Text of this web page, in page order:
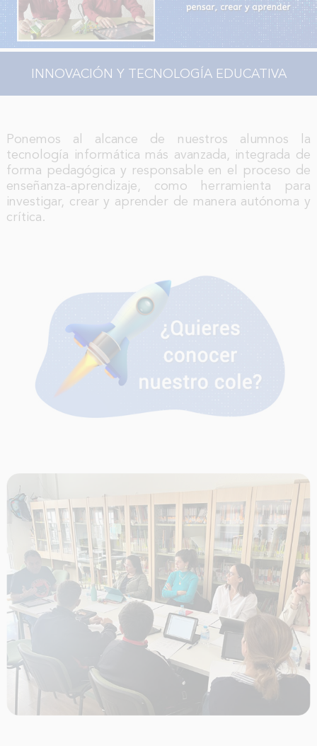
INNOVACIÓN Y TECNOLOGÍA EDUCATIVA
Ponemos al alcance de nuestros alumnos la
tecnología informática más avanzada, integrada de
forma pedagógica y responsable en el proceso de
enseñanza-aprendizaje, como herramienta para
investigar, crear y aprender de manera autónoma y
crítica.